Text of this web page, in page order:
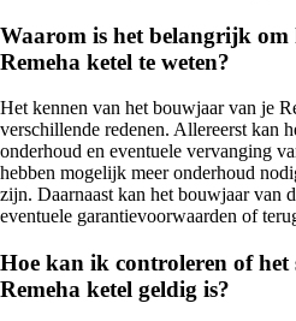
Waarom is het belangrijk
Remeha ketel te weten?
Het kennen van het bouwjaar van je
verschillende redenen. Allereerst kan
onderhoud en eventuele vervanging
hebben mogelijk meer onderhoud
zijn. Daarnaast kan het bouwjaar van
eventuele garantievoorwaarden of
Hoe kan ik controleren of
Remeha ketel geldig is?